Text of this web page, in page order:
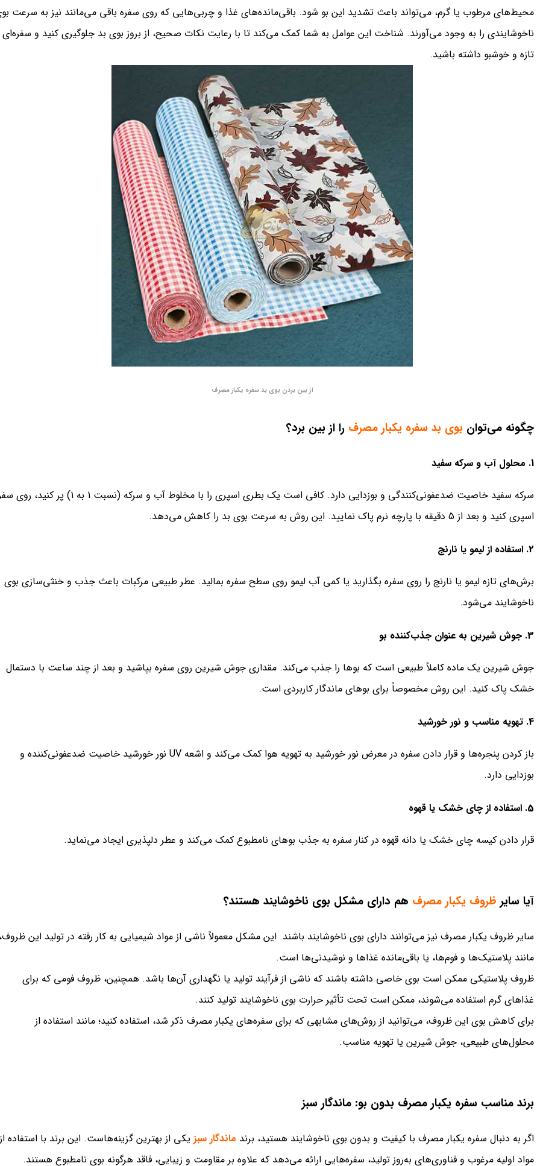
محیط‌های مرطوب یا گرم، می‌تواند باعث تشدید این بو شود. باقی‌مانده‌های غذا و چربی‌هایی که روی سفره باقی می‌مانند نیز به سرعت
ناخوشایندی را به وجود می‌آورند. شناخت این عوامل به شما کمک می‌کند تا با رعایت نکات صحیح، از بروز بوی بد جلوگیری کنید و سفره‌ای
تازه و خوشبو داشته باشید.
از بین بردن بوی بد سفره یکبار مصرف
چگونه می‌توان بوی بد سفره یکبار مصرف را از بین برد؟
1. محلول آب و سرکه سفید
سرکه سفید خاصیت ضدعفونی‌کنندگی و بوزدایی دارد. کافی است یک بطری اسپری را با مخلوط آب و سرکه (نسبت 1 به 1) پر
اسپری کنید و بعد از 5 دقیقه با پارچه نرم پاک نمایید. این روش به سرعت بوی بد را کاهش می‌دهد.
2. استفاده از لیمو یا نارنج
برش‌های تازه لیمو یا نارنج را روی سفره بگذارید یا کمی آب لیمو روی سطح سفره بمالید. عطر طبیعی مرکبات باعث جذب و خنثی‌سازی بوی
ناخوشایند می‌شود.
3. جوش شیرین به عنوان جذب‌کننده بو
جوش شیرین یک ماده کاملاً طبیعی است که بوها را جذب می‌کند. مقداری جوش شیرین روی سفره بپاشید و بعد از چند ساعت با دستمال
خشک پاک کنید. این روش مخصوصاً برای بوهای ماندگار کاربردی است.
4. تهویه مناسب و نور خورشید
باز کردن پنجره‌ها و قرار دادن سفره در معرض نور خورشید به تهویه هوا کمک می‌کند و اشعه UV نور خورشید خاصیت ضدعفونی‌کننده و
بوزدایی دارد.
5. استفاده از چای خشک یا قهوه
قرار دادن کیسه چای خشک یا دانه قهوه در کنار سفره به جذب بوهای نامطبوع کمک می‌کند و عطر دلپذیری ایجاد می‌نماید.
آیا سایرظروف یکبار مصرف هم دارای مشکل بوی ناخوشایند هستند؟
سایر ظروف یکبار مصرف نیز می‌توانند دارای بوی ناخوشایند باشند. این مشکل معمولاً ناشی از مواد شیمیایی به کار رفته در تولید این
مانند پلاستیک‌ها و فوم‌ها، یا باقی‌مانده غذاها و نوشیدنی‌ها است.
ظروف پلاستیکی ممکن است بوی خاصی داشته باشند که ناشی از فرآیند تولید یا نگهداری آن‌ها باشد. همچنین، ظروف فومی که برای
غذاهای گرم استفاده می‌شوند، ممکن است تحت تأثیر حرارت بوی ناخوشایند تولید کنند.
برای کاهش بوی این ظروف، می‌توانید از روش‌های مشابهی که برای سفره‌های یکبار مصرف ذکر شد، استفاده کنید؛ مانند استفاده از
محلول‌های طبیعی، جوش شیرین یا تهویه مناسب.
برند مناسب سفره یکبار مصرف بدون بو: ماندگار سبز
اگر به دنبال سفره یکبار مصرف با کیفیت و بدون بوی ناخوشایند هستید، برند ماندگار سبز یکی از بهترین گزینه‌هاست. این برند با استفاده از
مواد اولیه مرغوب و فناوری‌های به‌روز تولید، سفره‌هایی ارائه می‌دهد که علاوه بر مقاومت و زیبایی، فاقد هرگونه بوی نامطبوع هستند.